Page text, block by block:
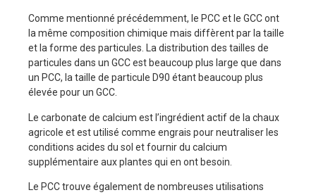
Comme mentionné précédemment, le PCC et le GCC ont
la même composition chimique mais diffèrent par la taille
et la forme des particules. La distribution des tailles de
particules dans un GCC est beaucoup plus large que dans
un PCC, la taille de particule D90 étant beaucoup plus
élevée pour un GCC.
Le carbonate de calcium est l’ingrédient actif de la chaux
agricole et est utilisé comme engrais pour neutraliser les
conditions acides du sol et fournir du calcium
supplémentaire aux plantes qui en ont besoin.
Le PCC trouve également de nombreuses utilisations